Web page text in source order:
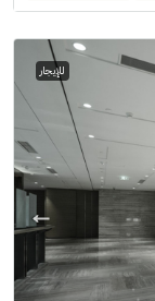
للإيجار